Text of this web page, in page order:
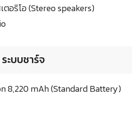
ตอริโอ (Stereo speakers)
ะบบชาร์จ
8,220 mAh (Standard Battery)